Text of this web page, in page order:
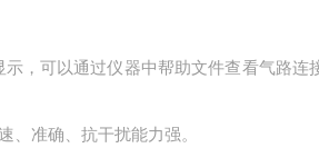
，可以通过仪器中帮助文件查看气路连
、准确、抗干扰能力强。